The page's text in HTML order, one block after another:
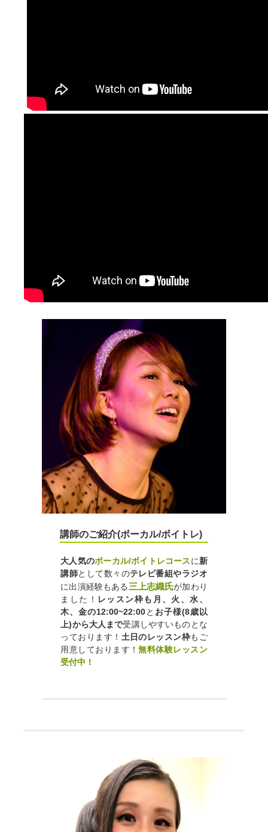
講師のご紹介(ボーカル/ボイトレ)
大人気のボーカル/ボイトレコースに新
講師として数々のテレビ番組やラジオ
に出演経験もある 三上志織氏が加わり
ました！ レッスン枠も月、火、水、
木、金の12:00~22:00と お子様(8歳以
上)から大人まで受講しやすいものとな
っております！ 土日のレッスン枠もご
用意しております！無料体験レッスン
受付中！